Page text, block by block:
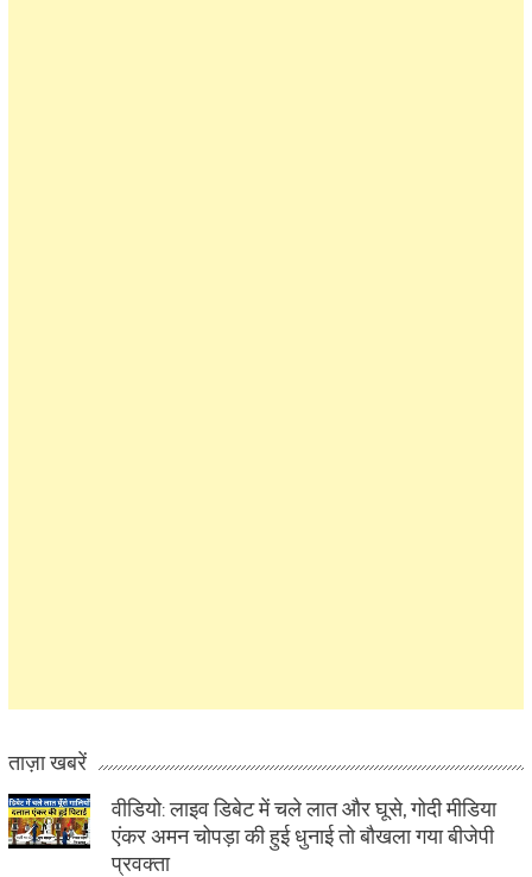
ताज़ा खबरें
वीडियो: लाइव डिबेट में चले लात और घूसे, गोदी मीडिया
एंकर अमन चोपड़ा की हुई धुनाई तो बौखला गया बीजेपी
प्रवक्ता